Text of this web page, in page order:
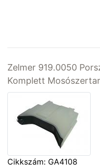
Zelmer 919.0050
Komplett
Cikkszám: GA4108